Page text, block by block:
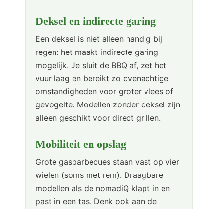
Deksel en indirecte garing
Een deksel is niet alleen handig bij
regen: het maakt indirecte garing
mogelijk. Je sluit de BBQ af, zet het
vuur laag en bereikt zo ovenachtige
omstandigheden voor groter vlees of
gevogelte. Modellen zonder deksel zijn
alleen geschikt voor direct grillen.
Mobiliteit en opslag
Grote gasbarbecues staan vast op vier
wielen (soms met rem). Draagbare
modellen als de nomadiQ klapt in en
past in een tas. Denk ook aan de